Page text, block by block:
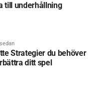
till underhållning
Strategier du behöver
ditt spel